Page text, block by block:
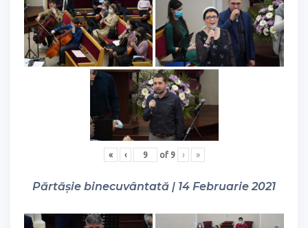
« ‹ of 9 › »
Părtășie binecuvântată | 14 Februarie 2021